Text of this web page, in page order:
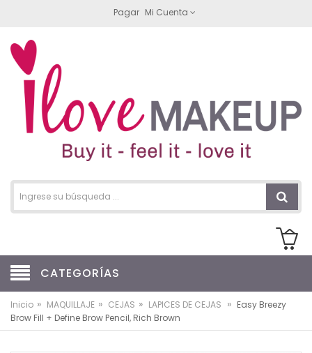
Pagar Mi Cuenta
CATEGORÍAS
Inicio » MAQUILLAJE » CEJAS » LAPICES DE CEJAS » Easy Breezy
Brow Fill + Define Brow Pencil, Rich Brown